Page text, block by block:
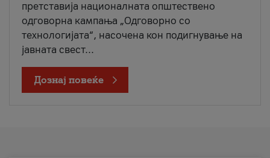
претставија националната општествено
одговорна кампања „Одговорно со
технологијата“, насочена кон подигнување на
јавната свест...
Дознај повеќе